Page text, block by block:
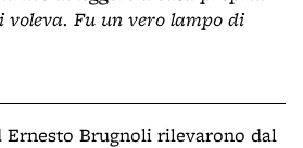
Fu un vero lampo di
Ernesto Brugnoli rilevarono dal